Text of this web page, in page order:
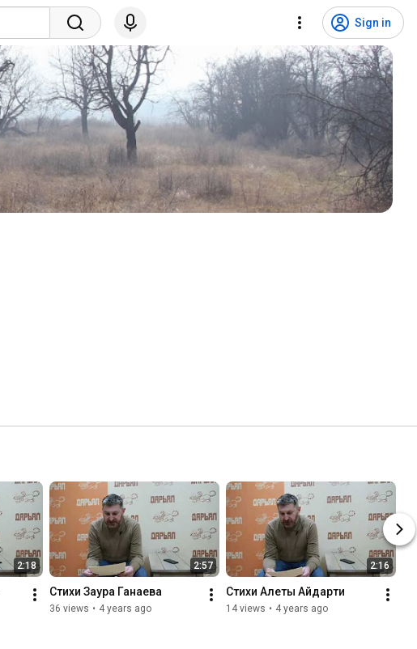
Sign in
2:18 2:57
Стихи Заура Ганаева
36 views • 4 years ago
2:16
Стихи Алеты Айдарти
14 views • 4 years ago